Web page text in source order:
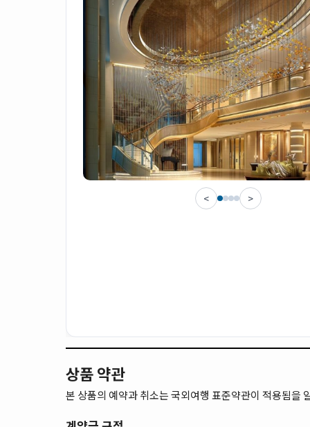
< >
상품 약관
본 상품의 예약과 취소는 국외여행 표준약관이 적용됨을